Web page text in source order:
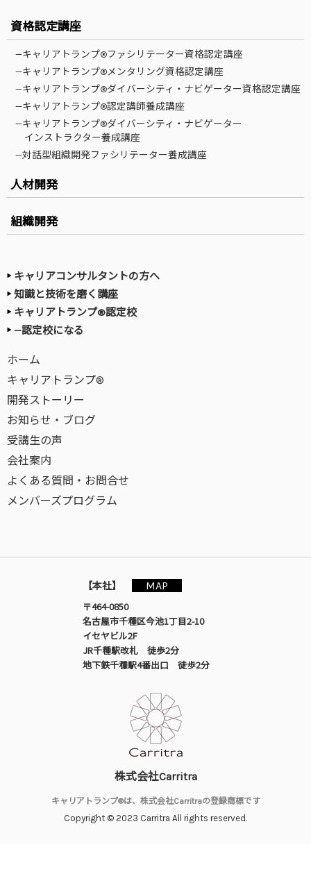
資格認定講座
—キャリアトランプ®ファシリテーター資格認定講座
—キャリアトランプ®メンタリング資格認定講座
—キャリアトランプ®ダイバーシティ・ナビゲーター資格認定講座
—キャリアトランプ®認定講師養成講座
—キャリアトランプ®ダイバーシティ・ナビゲーター
インストラクター養成講座
—対話型組織開発ファシリテーター養成講座
人材開発
組織開発
キャリアコンサルタントの方へ
知識と技術を磨く講座
キャリアトランプ®認定校
—認定校になる
ホーム
キャリアトランプ®
開発ストーリー
お知らせ・ブログ
受講生の声
会社案内
よくある質問・お問合せ
メンバーズプログラム
【本社】
MAP
〒464-0850
名古屋市千種区今池1丁目2-10
イセヤビル2F
JR千種駅改札 徒歩2分
地下鉄千種駅4番出口 徒歩2分
株式会社Carritra
キャリアトランプ®は、株式会社Carritraの登録商標です
Copyright © 2023 Carritra All rights reserved.